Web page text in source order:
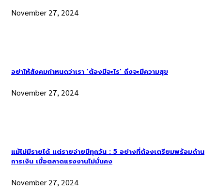
November 27, 2024
อย่าให้สังคมกำหนดว่าเรา ‘ต้องมีอะไร’ ถึงจะมีความสุข
November 27, 2024
แม้ไม่มีรายได้ แต่รายจ่ายมีทุกวัน : 5 อย่างที่ต้องเตรียมพร้อมด้าน
การเงิน เมื่อตลาดแรงงานไม่มั่นคง
November 27, 2024